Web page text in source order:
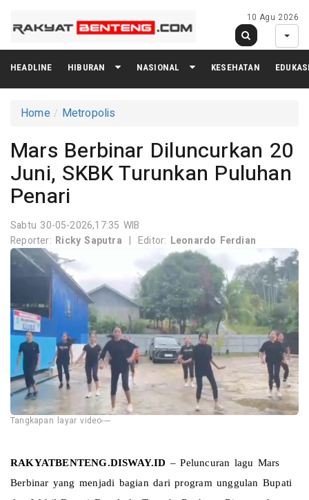
10 Agu 2026
HEADLINE HIBURAN NASIONAL KESEHATAN
Home Metropolis
Mars Berbinar Diluncurkan 20
Juni, SKBK Turunkan Puluhan
Penari
Sabtu 30-05-2026,17:35 WIB
Reporter: Ricky Saputra | Editor: Leonardo Ferdian
Tangkapan layar video----
RAKYATBENTENG.DISWAY.ID – Peluncuran lagu Mars
Berbinar yang menjadi bagian dari program unggulan Bupati